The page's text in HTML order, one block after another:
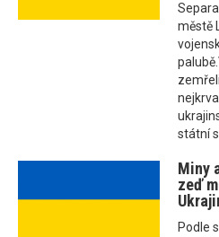
městě
státní
Miny
zeď
Podle